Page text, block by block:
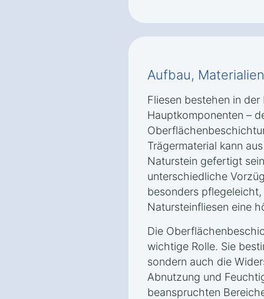
Aufbau,
Fliesen bestehen in der
Hauptkomponenten –
Trägermaterial kann
Naturstein gefertigt
unterschiedliche
besonders
Natursteinfliesen eine
Die
wichtige Rolle. Sie
sondern auch die
Abnutzung und
beanspruchten